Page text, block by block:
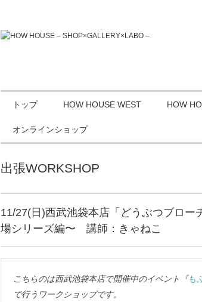
トップ HOW HOUSE WEST HOW
オンラインショップ
出張WORKSHOP
11/27(日)西武池袋本店「どうぶつブロー
場シリーズ編〜 講師：きゃねこ
こちらのは西武池袋本店で開催中のイベント『も
で行うワークショップです。